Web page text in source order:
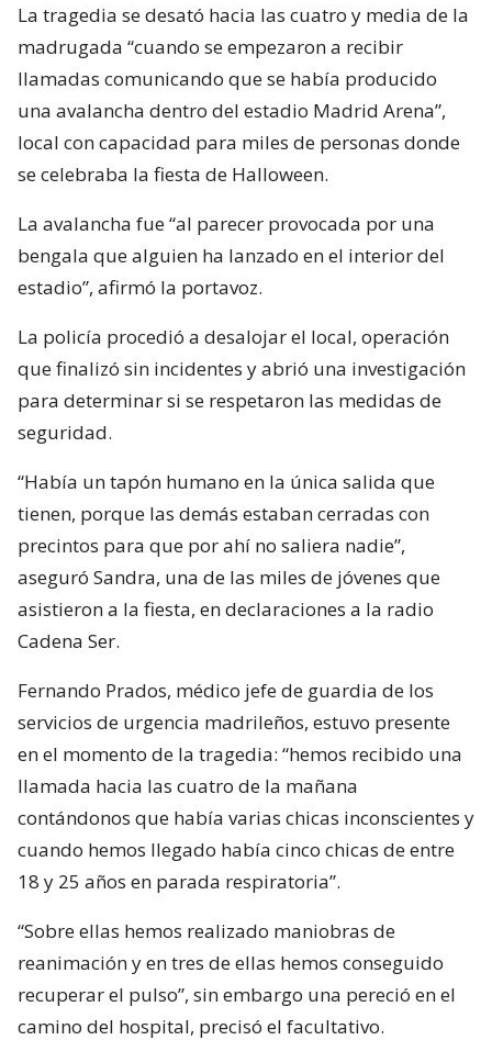
La tragedia se desató hacia las cuatro y media de la
madrugada “cuando se empezaron a recibir
llamadas comunicando que se había producido
una avalancha dentro del estadio Madrid Arena”,
local con capacidad para miles de personas donde
se celebraba la fiesta de Halloween.
La avalancha fue “al parecer provocada por una
bengala que alguien ha lanzado en el interior del
estadio”, afirmó la portavoz.
La policía procedió a desalojar el local, operación
que finalizó sin incidentes y abrió una investigación
para determinar si se respetaron las medidas de
seguridad.
“Había un tapón humano en la única salida que
tienen, porque las demás estaban cerradas con
precintos para que por ahí no saliera nadie”,
aseguró Sandra, una de las miles de jóvenes que
asistieron a la fiesta, en declaraciones a la radio
Cadena Ser.
Fernando Prados, médico jefe de guardia de los
servicios de urgencia madrileños, estuvo presente
en el momento de la tragedia: “hemos recibido una
llamada hacia las cuatro de la mañana
contándonos que había varias chicas inconscientes y
cuando hemos llegado había cinco chicas de entre
18 y 25 años en parada respiratoria”.
“Sobre ellas hemos realizado maniobras de
reanimación y en tres de ellas hemos conseguido
recuperar el pulso”, sin embargo una pereció en el
camino del hospital, precisó el facultativo.